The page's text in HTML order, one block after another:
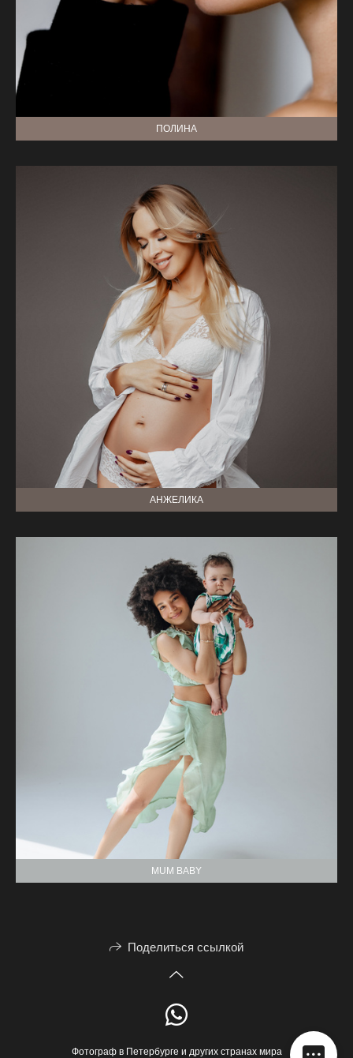
ПОЛИНА
АНЖЕЛИКА
MUM BABY
Поделиться ссылкой
Фотограф в Петербурге и других странах мира